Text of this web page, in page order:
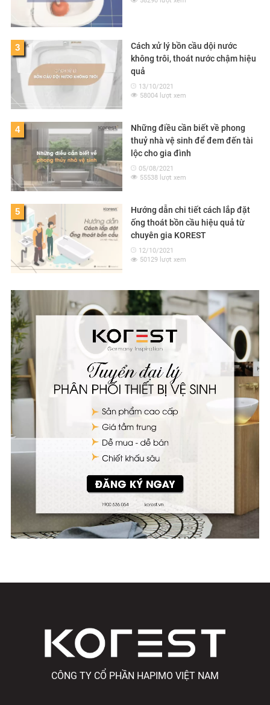
3
Cách xử lý bồn cầu dội nước
không trôi, thoát nước chậm hiệu
quả
13/10/2021
58004 lượt xem
4
Những điều cần biết về phong
thuỷ nhà vệ sinh để đem đến tài
lộc cho gia đình
05/08/2021
55538 lượt xem
5
Hướng dẫn chi tiết cách lắp đặt
ống thoát bồn cầu hiệu quả từ
chuyên gia KOREST
12/10/2021
50129 lượt xem
CÔNG TY CỔ PHẦN HAPIMO VIỆT NAM